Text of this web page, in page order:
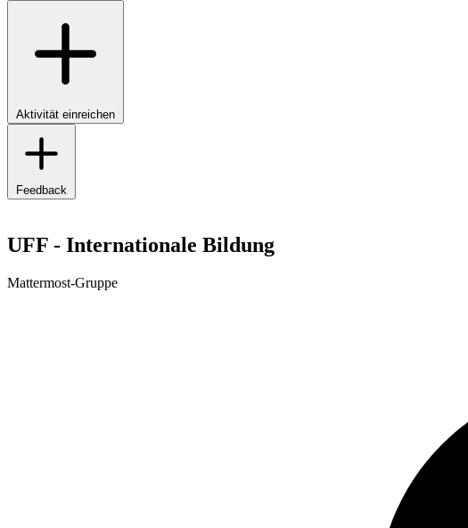
Aktivität einreichen
Feedback
UFF - Internationale Bildung
Mattermost-Gruppe